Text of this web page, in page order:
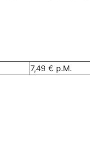
7,49 € p.M.